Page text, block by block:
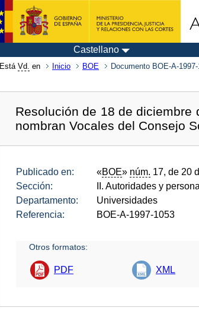
Castellano
Está Vd. en Inicio BOE Documento BOE-A-
Resolución de 18 de diciembre
nombran Vocales del Consejo
Publicado en: «BOE» núm. 17, de 20
Sección:
II. Autoridades y personal
Departamento:
Universidades
Referencia:
BOE-A-1997-1053
Otros formatos:
PDF XML